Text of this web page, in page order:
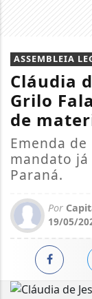
ASSEMBLEIA
Cláudia
Grilo
de
Emenda
mandato já
Paraná.
Por
19/05/